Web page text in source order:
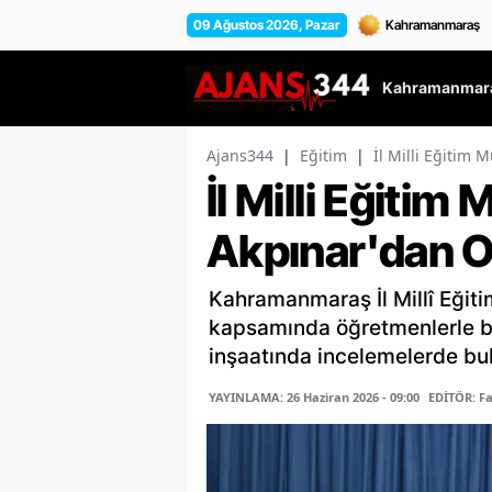
09 Ağustos 2026, Pazar
Ajans344 | Eğitim | İl Milli Eğitim
İl Milli Eğitim
Akpınar'dan
Kahramanmaraş İl Millî
kapsamında öğretmenlerle
inşaatında incelemelerde
YAYINLAMA: 26 Haziran 2026 - 09:00 EDİTÖR: